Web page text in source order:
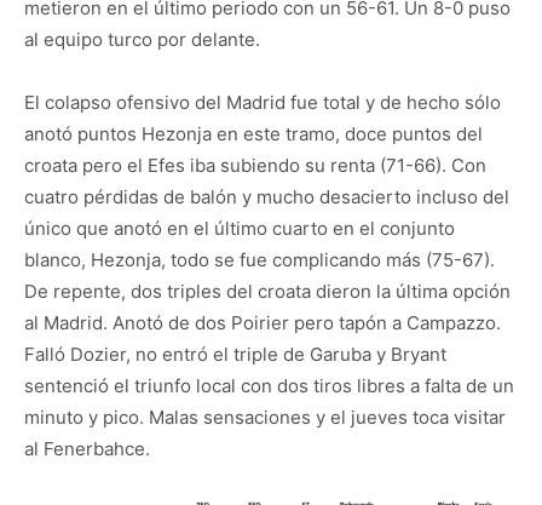
metieron en el último periodo con un 56-61. Un 8-0 puso
al equipo turco por delante.
El colapso ofensivo del Madrid fue total y de hecho sólo
anotó puntos Hezonja en este tramo, doce puntos del
croata pero el Efes iba subiendo su renta (71-66). Con
cuatro pérdidas de balón y mucho desacierto incluso del
único que anotó en el último cuarto en el conjunto
blanco, Hezonja, todo se fue complicando más (75-67).
De repente, dos triples del croata dieron la última opción
al Madrid. Anotó de dos Poirier pero tapón a Campazzo.
Falló Dozier, no entró el triple de Garuba y Bryant
sentenció el triunfo local con dos tiros libres a falta de un
minuto y pico. Malas sensaciones y el jueves toca visitar
al Fenerbahce.